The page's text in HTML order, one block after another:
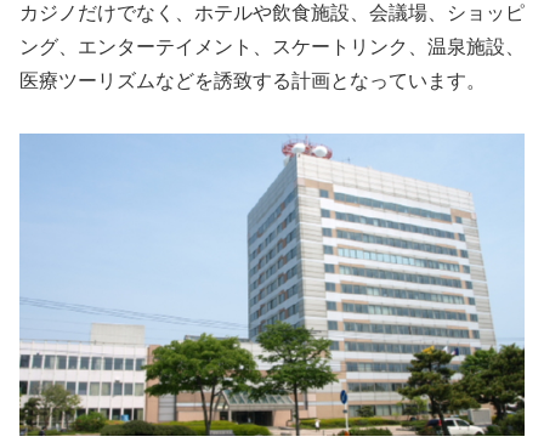
カジノだけでなく、ホテルや飲食施設、会議場、ショッピ
ング、エンターテイメント、スケートリンク、温泉施設、
医療ツーリズムなどを誘致する計画となっています。